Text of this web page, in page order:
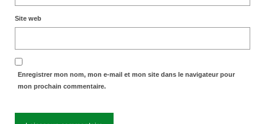
Site web
Enregistrer mon nom, mon e-mail et mon site dans le navigateur pour
mon prochain commentaire.